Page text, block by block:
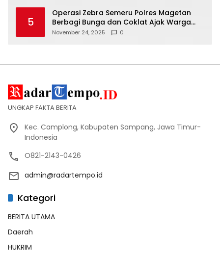
5
Operasi Zebra Semeru Polres Magetan
Berbagi Bunga dan Coklat Ajak Warga
Tertib Lalin
November 24, 2025 0
UNGKAP FAKTA BERITA
Kec. Camplong, Kabupaten Sampang, Jawa Timur-
Indonesia
O821-2143-0426
admin@radartempo.id
Kategori
BERITA UTAMA
Daerah
HUKRIM